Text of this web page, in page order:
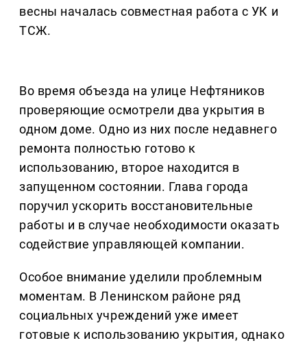
весны началась совместная работа с УК и
ТСЖ.
Во время объезда на улице Нефтяников
проверяющие осмотрели два укрытия в
одном доме. Одно из них после недавнего
ремонта полностью готово к
использованию, второе находится в
запущенном состоянии. Глава города
поручил ускорить восстановительные
работы и в случае необходимости оказать
содействие управляющей компании.
Особое внимание уделили проблемным
моментам. В Ленинском районе ряд
социальных учреждений уже имеет
готовые к использованию укрытия, однако